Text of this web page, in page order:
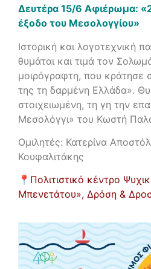
Δευτέρα 15/6 Αφιέρωμα:
έξοδο του Μεσολογγίου»
Ιστορική και λογοτεχνική
θυμάται και τιμά τον
μοιρόγραφτη, που κράτησε
της τη δαρμένη Ελλάδα».
στοιχειωμένη, τη γη την
Μεσολόγγι» του Κωστή
Ομιλητές: Κατερίνα
Κουφαλιτάκης
📍 Πολιτιστικό κέντρο
Μπενετάτου», Δρόση &